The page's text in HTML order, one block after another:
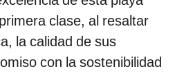
clase, al resaltar
la calidad de sus
con la sostenibilidad